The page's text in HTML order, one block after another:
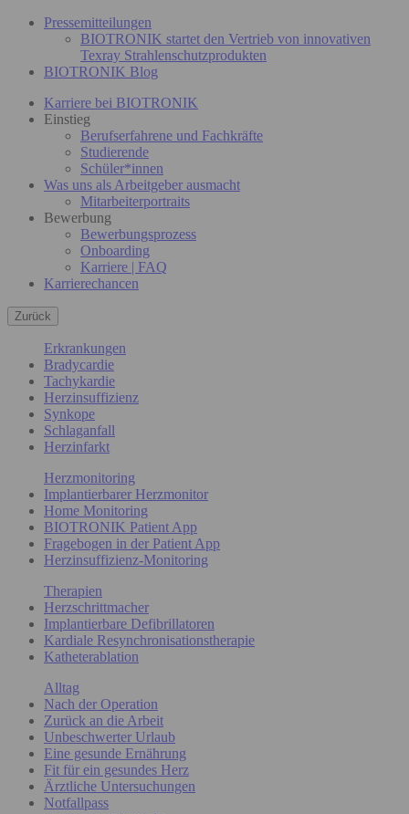
Pressemitteilungen
BIOTRONIK startet den Vertrieb von innovativen
Texray Strahlenschutzprodukten
BIOTRONIK Blog
Karriere bei BIOTRONIK
Einstieg
Berufserfahrene und Fachkräfte
Studierende
Schüler*innen
Was uns als Arbeitgeber ausmacht
Mitarbeiterportraits
Bewerbung
Bewerbungsprozess
Onboarding
Karriere | FAQ
Karrierechancen
Zurück
Erkrankungen
Bradycardie
Tachykardie
Herzinsuffizienz
Synkope
Schlaganfall
Herzinfarkt
Herzmonitoring
Implantierbarer Herzmonitor
Home Monitoring
BIOTRONIK Patient App
Fragebogen in der Patient App
Herzinsuffizienz-Monitoring
Therapien
Herzschrittmacher
Implantierbare Defibrillatoren
Kardiale Resynchronisationstherapie
Katheterablation
Alltag
Nach der Operation
Zurück an die Arbeit
Unbeschwerter Urlaub
Eine gesunde Ernährung
Fit für ein gesundes Herz
Ärztliche Untersuchungen
Notfallpass